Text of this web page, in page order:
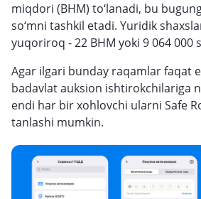
miqdori (BHM) to‘lanadi, bu
so‘mni tashkil etadi. Yuridik
yuqoriroq - 22 BHM yoki 9 064 000
Agar ilgari bunday raqamlar faqat
badavlat auksion ishtirokchilariga
endi har bir xohlovchi ularni Safe
tanlashi mumkin.